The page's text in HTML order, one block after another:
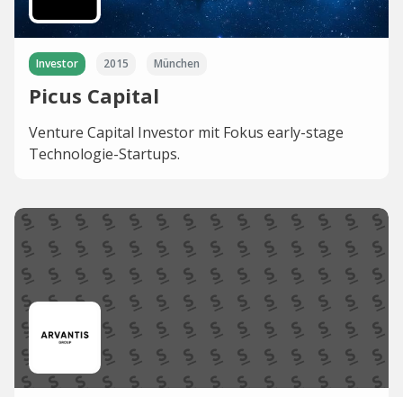
Investor 2015 München
Picus Capital
Venture Capital Investor mit Fokus early-stage
Technologie-Startups.